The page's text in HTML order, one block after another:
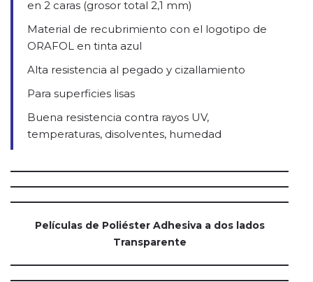
en 2 caras (grosor total 2,1 mm)
Material de recubrimiento con el logotipo de
ORAFOL en tinta azul
Alta resistencia al pegado y cizallamiento
Para superficies lisas
Buena resistencia contra rayos UV,
temperaturas, disolventes, humedad
Películas de Poliéster Adhesiva a dos lados
Transparente